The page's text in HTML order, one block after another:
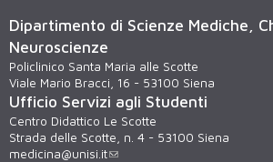
Dipartimento di Scienze Mediche,
Neuroscienze
Policlinico Santa Maria alle Scotte
Viale Mario Bracci, 16 - 53100 Siena
Ufficio Servizi agli Studenti
Centro Didattico Le Scotte
Strada delle Scotte, n. 4 - 53100 Siena
medicina@unisi.it